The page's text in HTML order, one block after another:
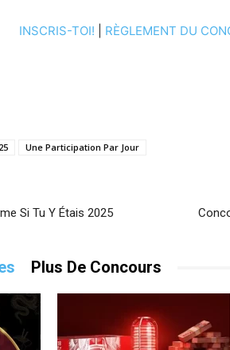
INSCRIS-TOI! RÈGLEMENT DU
Une Participation Par Jour
Si Tu Y Étais 2025
Plus De Concours